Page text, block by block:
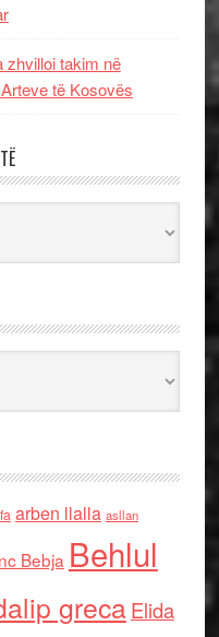
zhvilloi takim në
të Kosovës
arben llalla asllan
Bebja Behlul
grecaElida